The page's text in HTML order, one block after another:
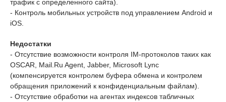
трафик с определенного сайта).
- Контроль мобильных устройств под управлением Android и
iOS.
Недостатки
- Отсутствие возможности контроля IM-протоколов таких как
OSCAR, Mail.Ru Agent, Jabber, Microsoft Lync
(компенсируется контролем буфера обмена и контролем
обращения приложений к конфиденциальным файлам).
- Отсутствие обработки на агентах индексов табличных